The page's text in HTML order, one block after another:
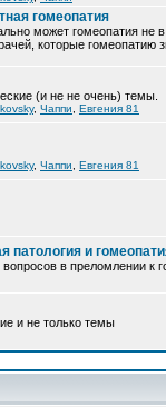
гомеопатия
может гомеопатия не
которые гомеопатию
(и не не очень) темы.
, Чаппи Евгения 81
, Чаппи Евгения 81
патология и
в преломлении к
и не только темы